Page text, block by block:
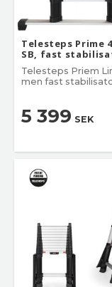
Telesteps Prime
SB, fast
Telesteps Priem
men fast
5 399 SEK